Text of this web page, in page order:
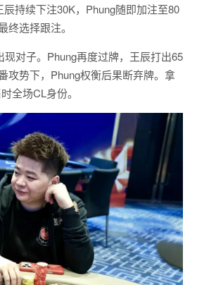
持续下注30K，Phung随即加注至80
终选择跟注。
现对子。Phung再度过牌，王辰打出65
攻势下，Phung权衡后果断弃牌。拿
全场CL身份。